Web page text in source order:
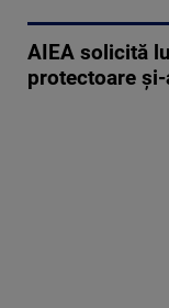
AIEA solicită
protectoare